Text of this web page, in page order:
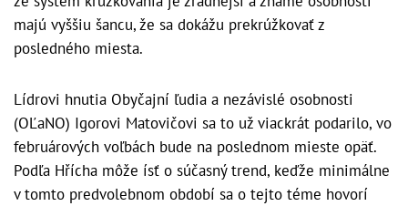
majú vyššiu šancu, že sa dokážu prekrúžkovať z
posledného miesta.
Lídrovi hnutia Obyčajní ľudia a nezávislé osobnosti
(OĽaNO) Igorovi Matovičovi sa to už viackrát podarilo, vo
februárových voľbách bude na poslednom mieste opäť.
Podľa Hřícha môže ísť o súčasný trend, keďže minimálne
v tomto predvolebnom období sa o tejto téme hovorí